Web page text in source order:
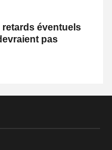
éventuels
pas